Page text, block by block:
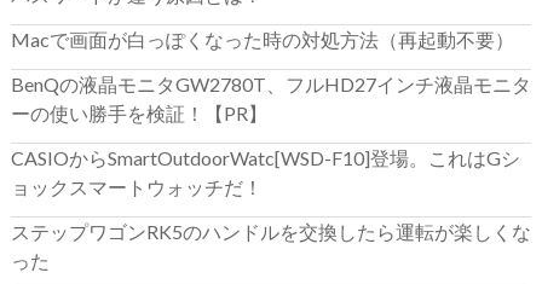
Macで画面が白っぽくなった時の対処方法（再起動不要）
BenQの液晶モニタGW2780T、フルHD27インチ液晶モニタ
ーの使い勝手を検証！【PR】
CASIOからSmartOutdoorWatc[WSD-F10]登場。これはGシ
ョックスマートウォッチだ！
ステップワゴンRK5のハンドルを交換したら運転が楽しくな
った